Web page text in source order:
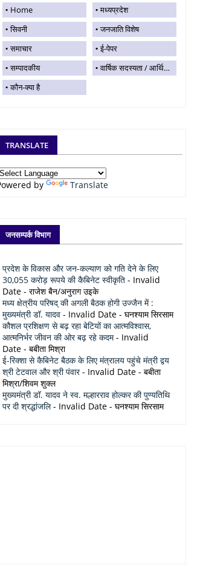
Home
मध्यप्रदेश
सिवनी
जनजाति विशेष
समाचार
ई-पेपर
सम्पादकीय
वार्षिक सदस्यता / आर्थिक सहयोग
कौन-क्या है
TRANSLATE
by Translate
जनसम्पर्क विभाग
प्रदेश के विकास और जन-कल्याण को गति देने के लिए
30,055 करोड़ रूपये की कैबिनेट स्वीकृति - Invalid
Date - राजेश बैन/अनुराग उइके
मध्य क्षेत्रीय परिषद् की अगली बैठक होगी उज्जैन में :
मुख्यमंत्री डॉ. यादव - Invalid Date - घनश्याम सिरसाम
कौशल प्रशिक्षण से बढ़ रहा बेटियों का आत्मविश्वास,
आत्मनिर्भर जीवन की ओर बढ़ रहे कदम- Invalid
Date - बबीता मिश्रा
ई-रिक्शा से कैबिनेट बैठक के लिए मंत्रालय पहुंचे मंत्री द्वय
श्री टेटवाल और श्री पंवार- Invalid Date - बबीता
मिश्रा/शिवम शुक्ल
मुख्यमंत्री डॉ. यादव ने स्व. मल्हारराव होल्कर की पुण्यतिथि
पर दी श्रद्धांजलि- Invalid Date - घनश्याम सिरसाम